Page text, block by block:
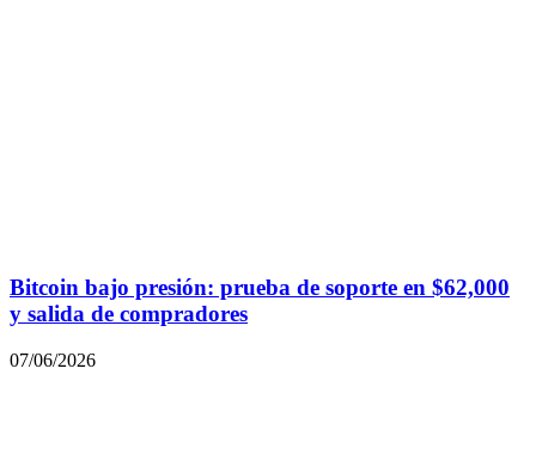
Bitcoin bajo presión: prueba de soporte en $62,000
y salida de compradores
07/06/2026